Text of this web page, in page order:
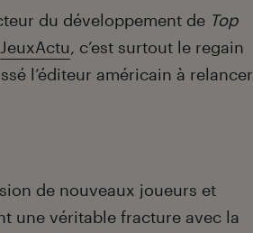
du développement de Top
JeuxActu, c’est surtout le regain
l’éditeur américain à relancer
de nouveaux joueurs et
une véritable fracture avec la